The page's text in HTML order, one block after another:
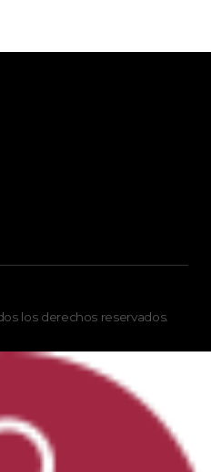
los derechos reservados.